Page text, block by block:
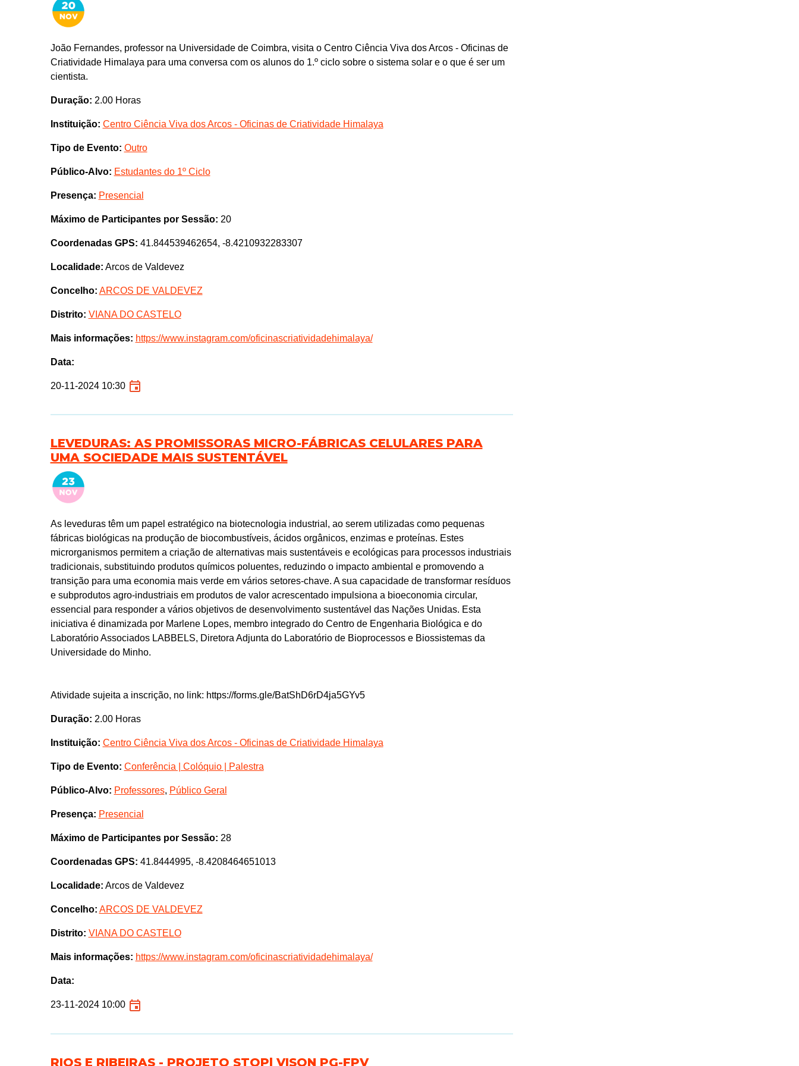
João Fernandes, professor na Universidade de Coimbra, visita o Centro Ciência Viva dos Arcos - Oficinas de
Criatividade Himalaya para uma conversa com os alunos do 1.º ciclo sobre o sistema solar e o que é ser um
cientista.
Duração: 2.00 Horas
Instituição: Centro Ciência Viva dos Arcos - Oficinas de Criatividade Himalaya
Tipo de Evento: Outro
Público-Alvo: Estudantes do 1º Ciclo
Presença: Presencial
Máximo de Participantes por Sessão: 20
Coordenadas GPS: 41.844539462654, -8.4210932283307
Localidade: Arcos de Valdevez
Concelho: ARCOS DE VALDEVEZ
Distrito: VIANA DO CASTELO
Mais informações: https://www.instagram.com/oficinascriatividadehimalaya/
Data:
20-11-2024 10:30
LEVEDURAS: AS PROMISSORAS MICRO-FÁBRICAS CELULARES PARA
UMA SOCIEDADE MAIS SUSTENTÁVEL
As leveduras têm um papel estratégico na biotecnologia industrial, ao serem utilizadas como pequenas
fábricas biológicas na produção de biocombustíveis, ácidos orgânicos, enzimas e proteínas. Estes
microrganismos permitem a criação de alternativas mais sustentáveis e ecológicas para processos industriais
tradicionais, substituindo produtos químicos poluentes, reduzindo o impacto ambiental e promovendo a
transição para uma economia mais verde em vários setores-chave. A sua capacidade de transformar resíduos
e subprodutos agro-industriais em produtos de valor acrescentado impulsiona a bioeconomia circular,
essencial para responder a vários objetivos de desenvolvimento sustentável das Nações Unidas. Esta
iniciativa é dinamizada por Marlene Lopes, membro integrado do Centro de Engenharia Biológica e do
Laboratório Associados LABBELS, Diretora Adjunta do Laboratório de Bioprocessos e Biossistemas da
Universidade do Minho.
Atividade sujeita a inscrição, no link: https://forms.gle/BatShD6rD4ja5GYv5
Duração: 2.00 Horas
Instituição: Centro Ciência Viva dos Arcos - Oficinas de Criatividade Himalaya
Tipo de Evento: Conferência | Colóquio | Palestra
Público-Alvo: Professores, Público Geral
Presença: Presencial
Máximo de Participantes por Sessão: 28
Coordenadas GPS: 41.8444995, -8.4208464651013
Localidade: Arcos de Valdevez
Concelho: ARCOS DE VALDEVEZ
Distrito: VIANA DO CASTELO
Mais informações: https://www.instagram.com/oficinascriatividadehimalaya/
Data:
23-11-2024 10:00
RIOS E RIBEIRAS - PROJETO STOP| VISON PG-FPV